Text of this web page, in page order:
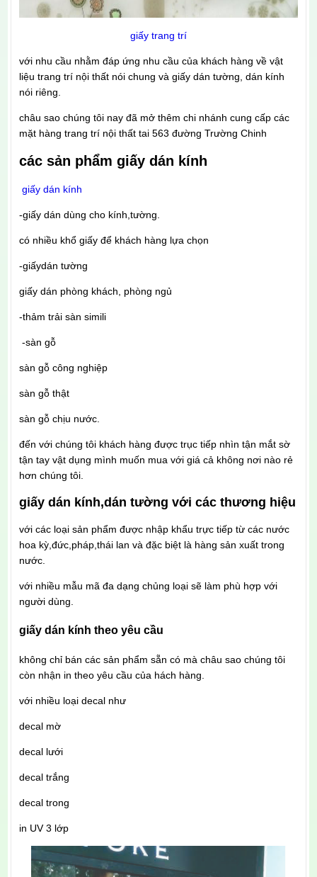
giấy trang trí
với nhu cầu nhằm đáp ứng nhu cầu của khách hàng về vật
liệu trang trí nội thất nói chung và giấy dán tường, dán kính
nói riêng.
châu sao chúng tôi nay đã mở thêm chi nhánh cung cấp các
mặt hàng trang trí nội thất tai 563 đường Trường Chinh
các sản phẩm giấy dán kính
giấy dán kính
-giấy dán dùng cho kính,tường.
có nhiều khổ giấy để khách hàng lựa chọn
-giấydán tường
giấy dán phòng khách, phòng ngủ
-thảm trải sàn simili
-sàn gỗ
sàn gỗ công nghiệp
sàn gỗ thật
sàn gỗ chịu nước.
đến với chúng tôi khách hàng được trục tiếp nhìn tận mắt sờ
tận tay vật dụng mình muốn mua với giá cả không nơi nào rẻ
hơn chúng tôi.
giấy dán kính,dán tường với các thương hiệu
với các loại sản phẩm được nhập khẩu trực tiếp từ các nước
hoa kỳ,đức,pháp,thái lan và đặc biệt là hàng sản xuất trong
nước.
với nhiều mẫu mã đa dạng chủng loại sẽ làm phù hợp với
người dùng.
giấy dán kính theo yêu cầu
không chỉ bán các sản phẩm sẵn có mà châu sao chúng tôi
còn nhận in theo yêu cầu của hách hàng.
với nhiều loại decal như
decal mờ
decal lưới
decal trắng
decal trong
in UV 3 lớp